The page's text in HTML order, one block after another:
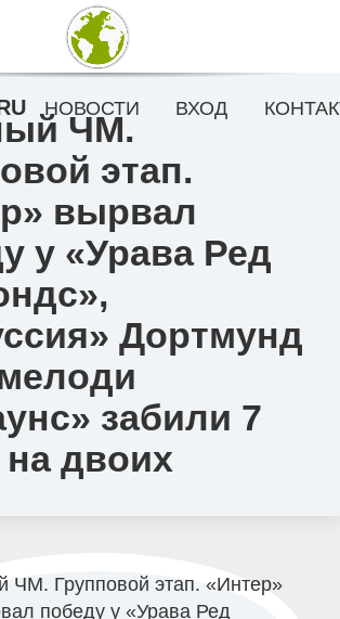
ЧМ.
этап.
вырвал
у «Урава Ред
Дортмунд
забили 7
на двоих
НОВОСТИ ВХОД